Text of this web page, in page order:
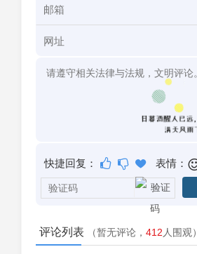
快捷回复： 表情：
评论列表 （暂无评论， 412 人围观）